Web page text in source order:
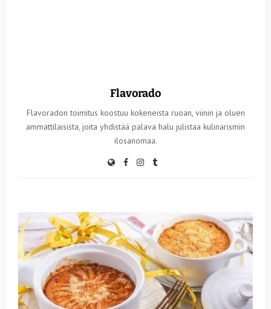
Flavorado
Flavoradon toimitus koostuu kokeneista ruoan, viinin ja oluen
ammattilaisista, joita yhdistää palava halu julistaa kulinarismin
ilosanomaa.